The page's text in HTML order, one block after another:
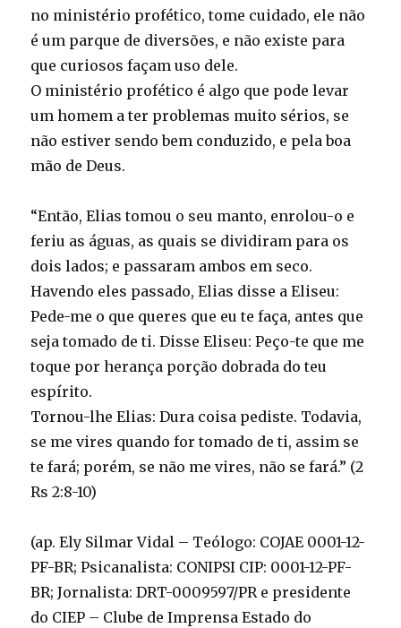
no ministério profético, tome cuidado, ele não
é um parque de diversões, e não existe para
que curiosos façam uso dele.
O ministério profético é algo que pode levar
um homem a ter problemas muito sérios, se
não estiver sendo bem conduzido, e pela boa
mão de Deus.
“Então, Elias tomou o seu manto, enrolou-o e
feriu as águas, as quais se dividiram para os
dois lados; e passaram ambos em seco.
Havendo eles passado, Elias disse a Eliseu:
Pede-me o que queres que eu te faça, antes que
seja tomado de ti. Disse Eliseu: Peço-te que me
toque por herança porção dobrada do teu
espírito.
Tornou-lhe Elias: Dura coisa pediste. Todavia,
se me vires quando for tomado de ti, assim se
te fará; porém, se não me vires, não se fará.” (2
Rs 2:8-10)
(ap. Ely Silmar Vidal – Teólogo: COJAE 0001-12-
PF-BR; Psicanalista: CONIPSI CIP: 0001-12-PF-
BR; Jornalista: DRT-0009597/PR e presidente
do CIEP – Clube de Imprensa Estado do